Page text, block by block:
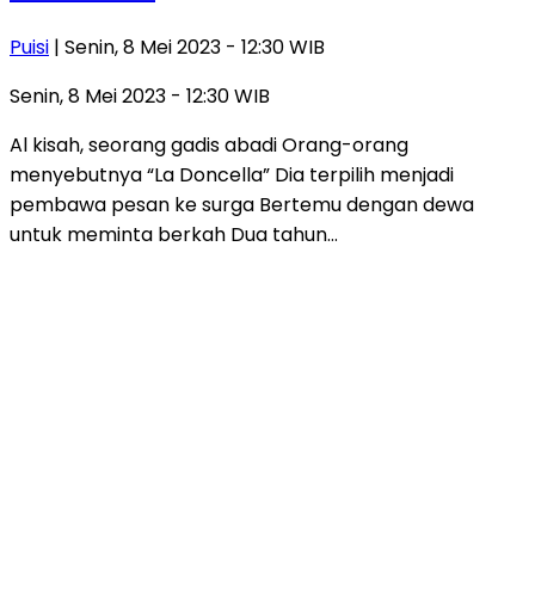
Puisi | Senin, 8 Mei 2023 - 12:30 WIB
Senin, 8 Mei 2023 - 12:30 WIB
Al kisah, seorang gadis abadi Orang-orang
menyebutnya “La Doncella” Dia terpilih menjadi
pembawa pesan ke surga Bertemu dengan dewa
untuk meminta berkah Dua tahun…